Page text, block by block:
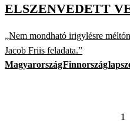
ELSZENVEDETT
„Nem mondható irigylésre
Jacob Friis feladata.”
MagyarországFinnország
1